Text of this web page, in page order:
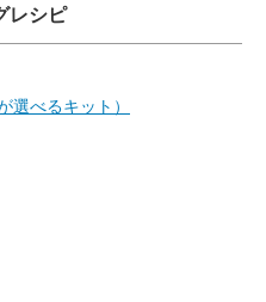
レシピ
選べるキット）